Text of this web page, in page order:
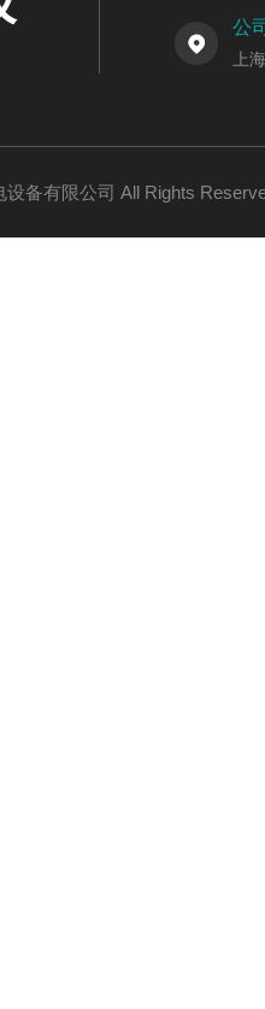
公
上
设备有限公司 All Rights